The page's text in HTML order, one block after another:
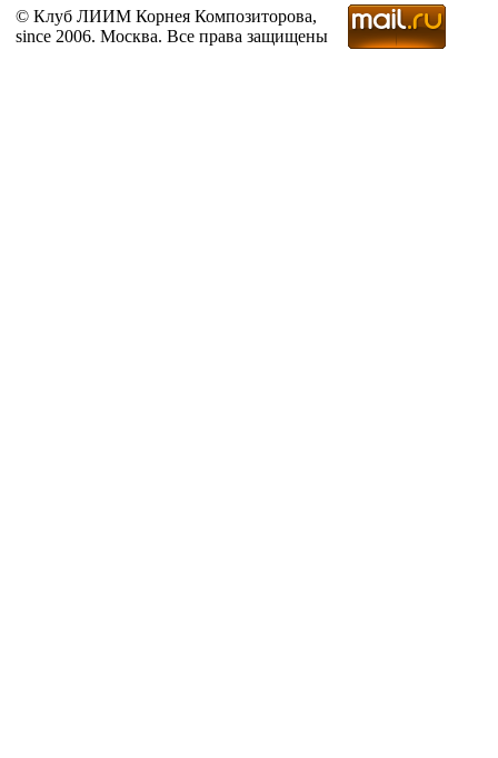
© Клуб ЛИИМ Корнея Композиторова,
since 2006. Москва. Все права защищены